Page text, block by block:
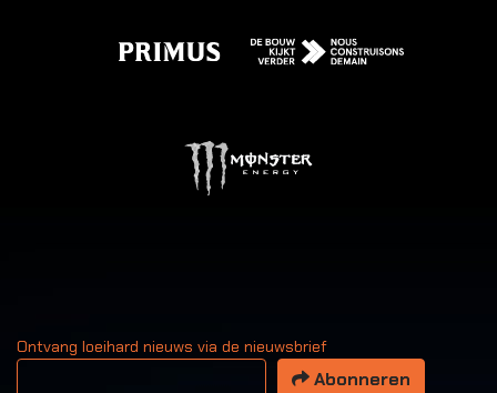
Ontvang loeihard nieuws via de nieuwsbrief
Uw email adres
Abonneren